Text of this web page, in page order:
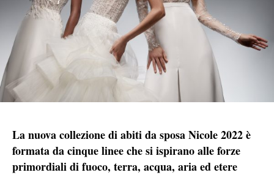
La nuova collezione di abiti da sposa Nicole 2022 è
formata da cinque linee che si ispirano alle forze
primordiali di fuoco, terra, acqua, aria ed etere